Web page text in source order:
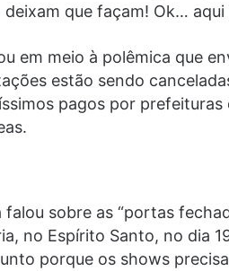
que façam! Ok… aqui
em meio à polêmica que
estão sendo
pagos por prefeituras
sobre as “portas
no Espírito Santo, no dia
porque os shows